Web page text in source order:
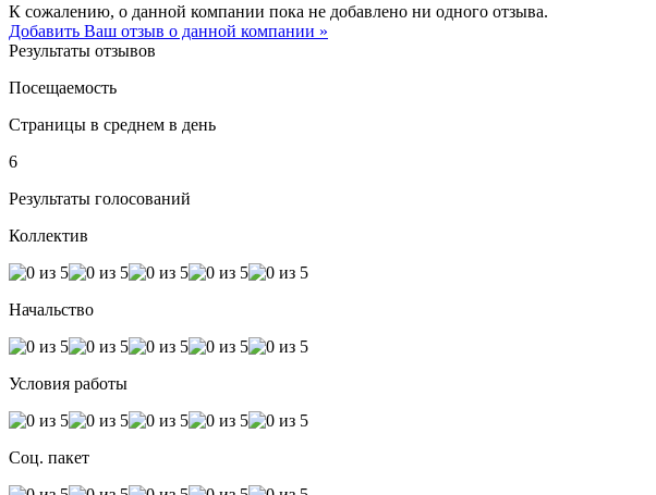
К сожалению, о данной компании пока не добавлено ни одного отзыва.
Добавить Ваш отзыв о данной компании »
Результаты отзывов
Посещаемость
Страницы в среднем в день
6
Результаты голосований
Коллектив
Начальство
Условия работы
Соц. пакет